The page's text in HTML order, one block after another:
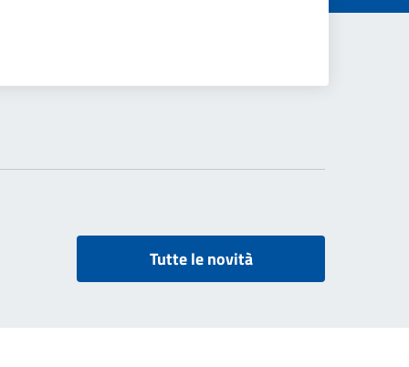
Tutte le novità